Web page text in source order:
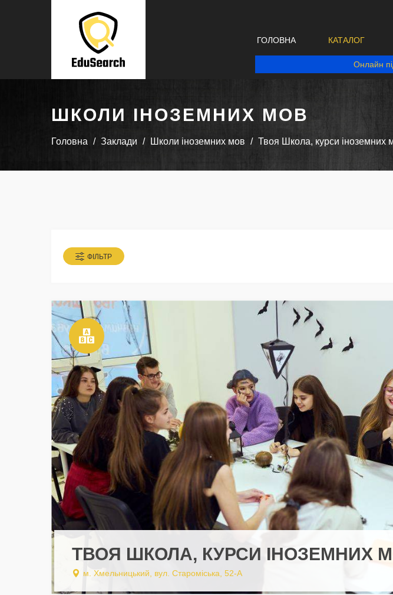
ГОЛОВНА КАТАЛОГ
Онлайн
ШКОЛИ ІНОЗЕМНИХ МОВ
Головна Заклади Школи іноземних мов Твоя Школа, курси іноземних
ФІЛЬТР
ТВОЯ ШКОЛА, КУРСИ ІНОЗЕМНИХ
м. Хмельницький, вул. Староміська, 52-А